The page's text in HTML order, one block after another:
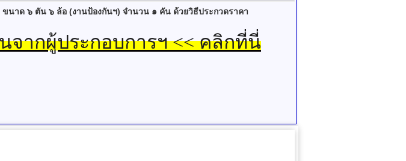
าด ๖ ตัน ๖ ล้อ (งานป้องกันฯ) จำนวน ๑ คัน ด้วยวิธีประกวดราคา
ากผู้ประกอบการฯ << คลิกที่นี่